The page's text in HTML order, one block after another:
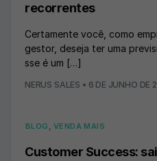
recorrentes
Certamente você, como
gestor, deseja ter uma
sse é um […]
NERUS SALES • 6 DE JUNHO DE
BLOG , VENDA MAIS
Customer Success: